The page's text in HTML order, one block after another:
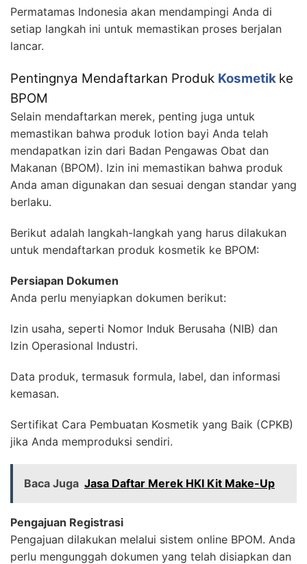
Permatamas Indonesia akan mendampingi Anda di
setiap langkah ini untuk memastikan proses berjalan
lancar.
Pentingnya Mendaftarkan Produk Kosmetik ke
BPOM
Selain mendaftarkan merek, penting juga untuk
memastikan bahwa produk lotion bayi Anda telah
mendapatkan izin dari Badan Pengawas Obat dan
Makanan (BPOM). Izin ini memastikan bahwa produk
Anda aman digunakan dan sesuai dengan standar yang
berlaku.
Berikut adalah langkah-langkah yang harus dilakukan
untuk mendaftarkan produk kosmetik ke BPOM:
Persiapan Dokumen
Anda perlu menyiapkan dokumen berikut:
Izin usaha, seperti Nomor Induk Berusaha (NIB) dan
Izin Operasional Industri.
Data produk, termasuk formula, label, dan informasi
kemasan.
Sertifikat Cara Pembuatan Kosmetik yang Baik (CPKB)
jika Anda memproduksi sendiri.
Baca Juga Jasa Daftar Merek HKI Kit Make-Up
Pengajuan Registrasi
Pengajuan dilakukan melalui sistem online BPOM. Anda
perlu mengunggah dokumen yang telah disiapkan dan